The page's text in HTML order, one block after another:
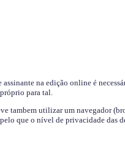
assinante na edição online é
para tal.
tambem utilizar um navegador
que o nível de privacidade das